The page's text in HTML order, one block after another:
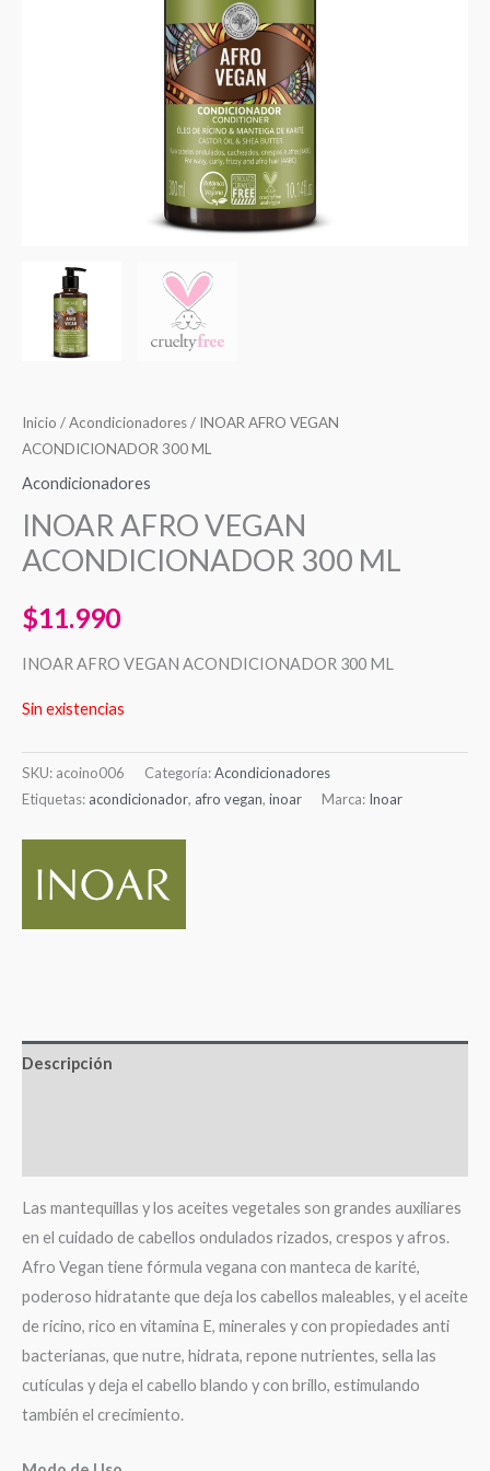
Inicio /Acondicionadores/ INOAR AFRO VEGAN
ACONDICIONADOR 300 ML
Acondicionadores
INOAR AFRO VEGAN
ACONDICIONADOR 300 ML
$11.990
INOAR AFRO VEGAN ACONDICIONADOR 300 ML
Sin existencias
SKU: acoino006 Categoría:Acondicionadores
Etiquetas: acondicionador, afro vegan, inoar Marca: Inoar
Descripción
Las mantequillas y los aceites vegetales son grandes auxiliares
en el cuidado de cabellos ondulados rizados, crespos y afros.
Afro Vegan tiene fórmula vegana con manteca de karité,
poderoso hidratante que deja los cabellos maleables, y el aceite
de ricino, rico en vitamina E, minerales y con propiedades anti
bacterianas, que nutre, hidrata, repone nutrientes, sella las
cutículas y deja el cabello blando y con brillo, estimulando
también el crecimiento.